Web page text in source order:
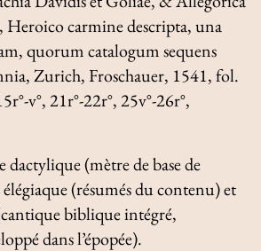
Heroico carmine descripta, una
quorum catalogum sequens
, Zurich, Froschauer, 1541, fol.
v°, 21r°-22r°, 25v°-26r°,
dactylique (mètre de base de
(résumés du contenu) et
biblique intégré,
dans l’épopée).